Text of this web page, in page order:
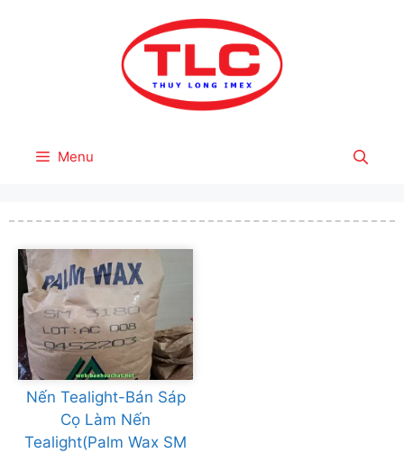
Menu
Nến Tealight-Bán Sáp
Cọ Làm Nến
Tealight(Palm Wax SM